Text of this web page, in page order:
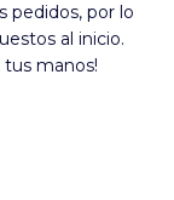
pedidos, por lo
al inicio.
tus manos!